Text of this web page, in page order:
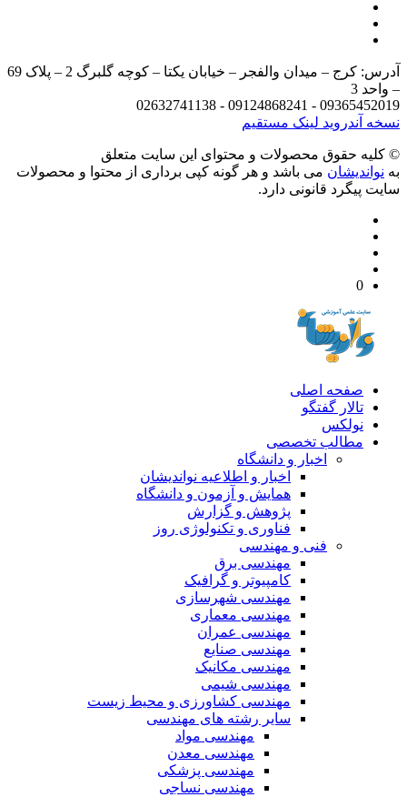
آدرس: کرج – میدان والفجر – خیابان یکتا – کوچه گلبرگ 2 – پلاک 69
3
09365452019 - 09124868241 -
آندرویدلینک مستقیم
حقوق محصولات و محتوای اين سایت متعلق
می باشد و هر گونه کپی برداری از محتوا و محصولات
پیگرد قانونی دارد.
صفحه اصلی
تالار گفتگو
نولکس
مطالب تخصصی
اخبار و دانشگاه
اخبار و اطلاعیه نواندیشان
همایش و آزمون و دانشگاه
پژوهش و گزارش
فناوری و تکنولوژی روز
فنی و مهندسی
مهندسی برق
کامپیوتر و گرافیک
مهندسی شهرسازی
مهندسی معماری
مهندسی عمران
مهندسی صنایع
مهندسی مکانیک
مهندسی شیمی
مهندسی کشاورزی و محیط زیست
سایر رشته های مهندسی
مهندسی مواد
مهندسی معدن
مهندسی پزشکی
مهندسی نساجی